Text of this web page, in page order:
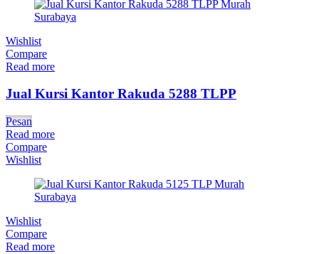
Wishlist
Compare
Read more
Jual Kursi Kantor Rakuda 5288 TLPP
Pesan
Read more
Compare
Wishlist
Wishlist
Compare
Read more